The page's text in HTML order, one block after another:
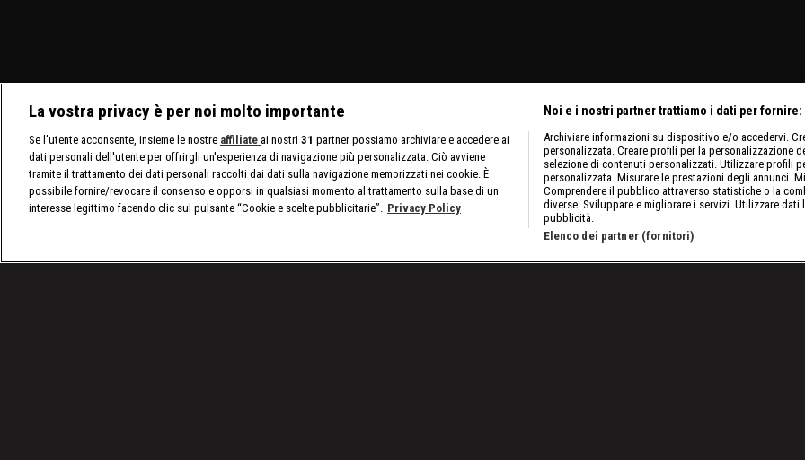
La vostra privacy è per noi molto importante
Se l'utente acconsente, insieme le nostre affiliate ai nostri 31 partner possiamo archiviare e accedere ai
dati personali dell'utente per offrirgli un'esperienza di navigazione più personalizzata. Ciò avviene
tramite il trattamento dei dati personali raccolti dai dati sulla navigazione memorizzati nei cookie. È
possibile fornire/revocare il consenso e opporsi in qualsiasi momento al trattamento sulla base di un
interesse legittimo facendo clic sul pulsante “Cookie e scelte pubblicitarie”. Privacy Policy
Noi e i nostri partner trattiamo i dati per fornire:
Archiviare informazioni su dispositivo e/o accedervi.
personalizzata. Creare profili per la personalizzazione
selezione di contenuti personalizzati. Utilizzare profili
personalizzata. Misurare le prestazioni degli annunci.
Comprendere il pubblico attraverso statistiche o la
diverse. Sviluppare e migliorare i servizi. Utilizzare dati
pubblicità.
Elenco dei partner (fornitori)